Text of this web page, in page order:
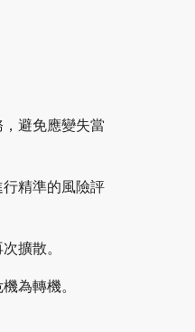
避免應變失當
精準的風險評
擴散。
為轉機。